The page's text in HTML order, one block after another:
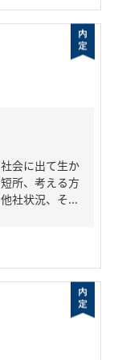
会に出て生か
所、考える方
社状況、そ...